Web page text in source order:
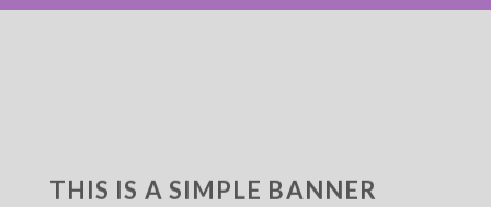
THIS IS A SIMPLE BANNER